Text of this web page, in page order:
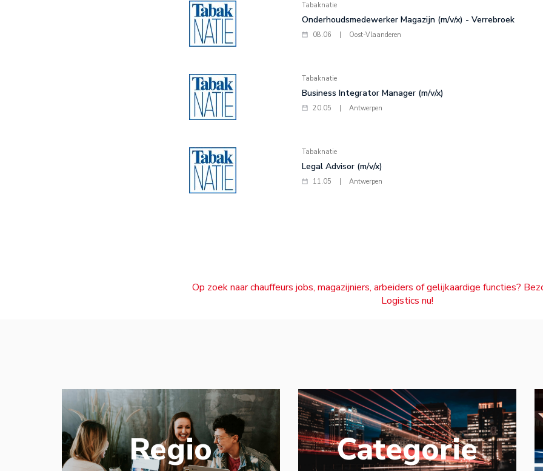
Tabaknatie
Onderhoudsmedewerker Magazijn (m/v/x) - Verrebroek
08.06 Oost-Vlaanderen
Tabaknatie
Business Integrator Manager (m/v/x)
20.05 Antwerpen
Tabaknatie
Legal Advisor (m/v/x)
11.05 Antwerpen
Op zoek naar chauffeurs jobs, magazijniers, arbeiders of gelijkaardige functies?
Logistics nu!
Regio Categorie